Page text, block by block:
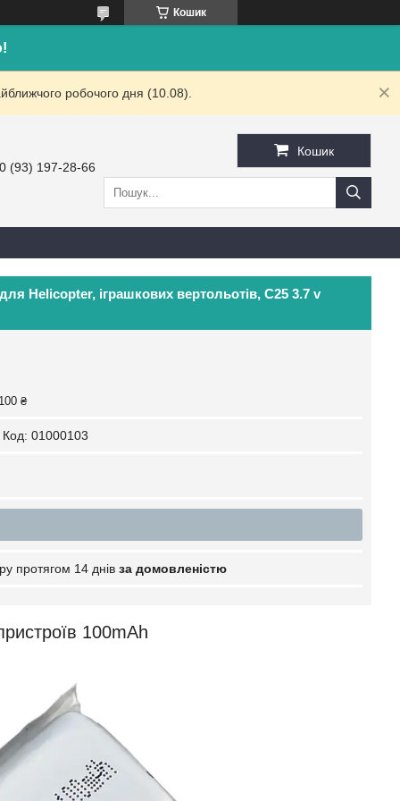
Кошик
робочого дня (10.08).
(93) 197-28-66
Кошик
Helicopter, іграшкових вертольотів, C25 3.7 v
₴
Код: 01000103
протягом 14 днів за домовленістю
100mAh